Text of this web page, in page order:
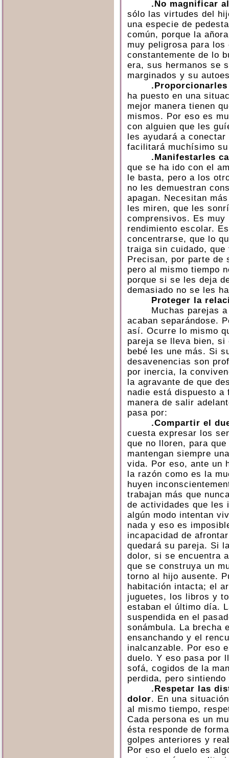
.No magnificar
sólo las virtudes del
una especie de
común, porque la
muy peligrosa para
constantemente de lo
era, sus hermanos se
marginados y su
ha puesto en una
mejor manera tienen
mismos. Por eso es
con alguien que les
les ayudará a
facilitará muchísimo
.Manifestarles
que se ha ido con el
le basta, pero a los
no les demuestran
apagan. Necesitan
les miren, que les
comprensivos. Es muy
rendimiento escolar.
concentrarse, que lo
traiga sin cuidado,
Precisan, por parte de
pero al mismo tiempo
porque si se les deja
demasiado no se les
Proteger la
Muchas parejas
acaban separándose.
así. Ocurre lo mismo
pareja se lleva bien,
bebé les une más. Si
desavenencias son
por inercia, la
la agravante de que
nadie está dispuesto
manera de salir
pasa por:
.Compartir el
cuesta expresar los
que no lloren, para
mantengan siempre
vida. Por eso, ante un
la razón como es la
huyen
trabajan más que
de actividades que les
algún modo intentan
nada y eso es
incapacidad de
quedará su pareja. Si
dolor, si se encuentra
que se construya un
torno al hijo ausente.
habitación intacta; el
juguetes, los libros y
estaban el último día.
suspendida en el
sonámbula. La brecha
ensanchando y el
inalcanzable. Por eso
duelo. Y eso pasa por
sofá, cogidos de la
perdida, pero
.Respetar las
dolor. En una
al mismo tiempo,
Cada persona es un
ésta responde de
golpes anteriores y
Por eso el duelo es